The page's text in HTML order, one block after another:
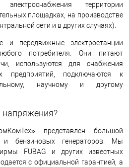
территории
площадках, на производстве
сети и в других случаях).
и передвижные электростанции
потребителя. Они питают
используются для снабжения
предприятий, подключаются к
научному и другому
напряжения?
представлен большой
и бензиновых генераторов. Мы
FUBAG и других известных
с официальной гарантией, а